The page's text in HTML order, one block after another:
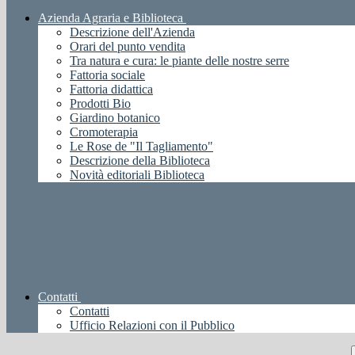
Azienda Agraria e Biblioteca
Descrizione dell'Azienda
Orari del punto vendita
Tra natura e cura: le piante delle nostre serre
Fattoria sociale
Fattoria didattica
Prodotti Bio
Giardino botanico
Cromoterapia
Le Rose de "Il Tagliamento"
Descrizione della Biblioteca
Novità editoriali Biblioteca
Contatti
Contatti
Ufficio Relazioni con il Pubblico